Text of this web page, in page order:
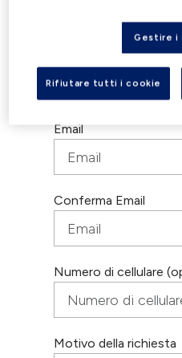
Email
Conferma Email
Numero di cellulare
Motivo della richiesta
Gestire i
Rifiutare tutti i cookie